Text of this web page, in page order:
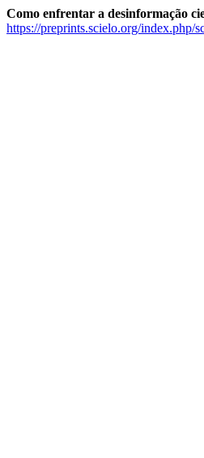
Como enfrentar a desinformação
https://preprints.scielo.org/index.php/